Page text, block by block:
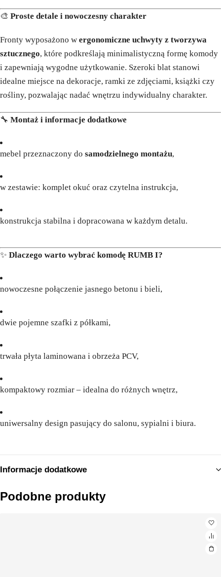
🎨 Proste detale i nowoczesny charakter
Fronty wyposażono w ergonomiczne uchwyty z tworzywa
sztucznego, które podkreślają minimalistyczną formę komody
i zapewniają wygodne użytkowanie. Szeroki blat stanowi
idealne miejsce na dekoracje, ramki ze zdjęciami, książki czy
rośliny, pozwalając nadać wnętrzu indywidualny charakter.
🔧 Montaż i informacje dodatkowe
mebel przeznaczony do samodzielnego montażu,
w zestawie: komplet okuć oraz czytelna instrukcja,
konstrukcja stabilna i dopracowana w każdym detalu.
✨ Dlaczego warto wybrać komodę RUMB I?
nowoczesne połączenie jasnego betonu i bieli,
dwie pojemne szafki z półkami,
trwała płyta laminowana i obrzeża PCV,
kompaktowy rozmiar – idealna do różnych wnętrz,
uniwersalny design pasujący do salonu, sypialni i biura.
Informacje dodatkowe
Podobne produkty